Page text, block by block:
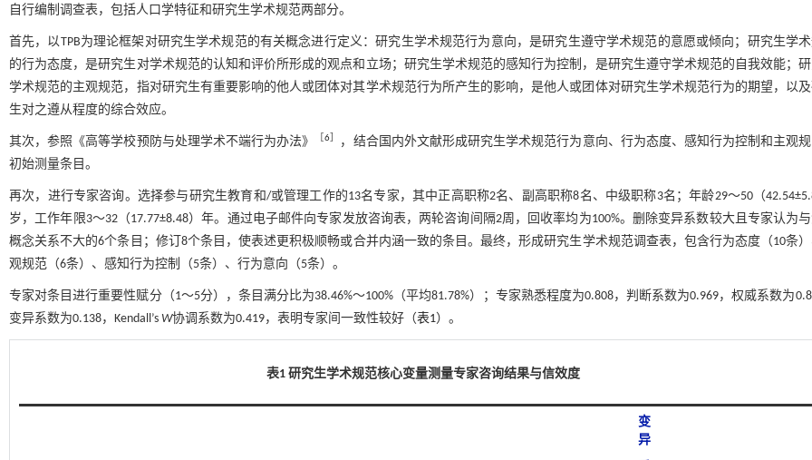
自行编制调查表，包括人口学特征和研究生学术规范两部分。
首先，以TPB为理论框架对研究生学术规范的有关概念进行定义：研究生学术规范行为意向，是研究生遵守学术规范的意愿或倾向；研究生学
的行为态度，是研究生对学术规范的认知和评价所形成的观点和立场；研究生学术规范的感知行为控制，是研究生遵守学术规范的自我效能；
学术规范的主观规范，指对研究生有重要影响的他人或团体对其学术规范行为所产生的影响，是他人或团体对研究生学术规范行为的期望，以
生对之遵从程度的综合效应。
其次，参照《高等学校预防与处理学术不端行为办法》 ［6
，结合国内外文献形成研究生学术规范行为意向、行为态度、感知行为控制和主观
初始测量条目。
再次，进行专家咨询。选择参与研究生教育和/或管理工作的13名专家，其中正高职称2名、副高职称8名、中级职称3名；年龄29～50（
岁，工作年限3～32（17.77±8.48）年。通过电子邮件向专家发放咨询表，两轮咨询间隔2周，回收率均为100%。删除变异系数较大且专家认为
概念关系不大的6个条目；修订8个条目，使表述更积极顺畅或合并内涵一致的条目。最终，形成研究生学术规范调查表，包含行为态度（10条
观规范（6条）、感知行为控制（5条）、行为意向（5条）。
专家对条目进行重要性赋分（1～5分），条目满分比为38.46%～100%（平均81.78%）；专家熟悉程度为0.808，判断系数为0.969，权威系数为
变异系数为0.138，Kendall’s W协调系数为0.419，表明专家间一致性较好（表1）。
表1 研究生学术规范核心变量测量专家咨询结果与信效度
变
异